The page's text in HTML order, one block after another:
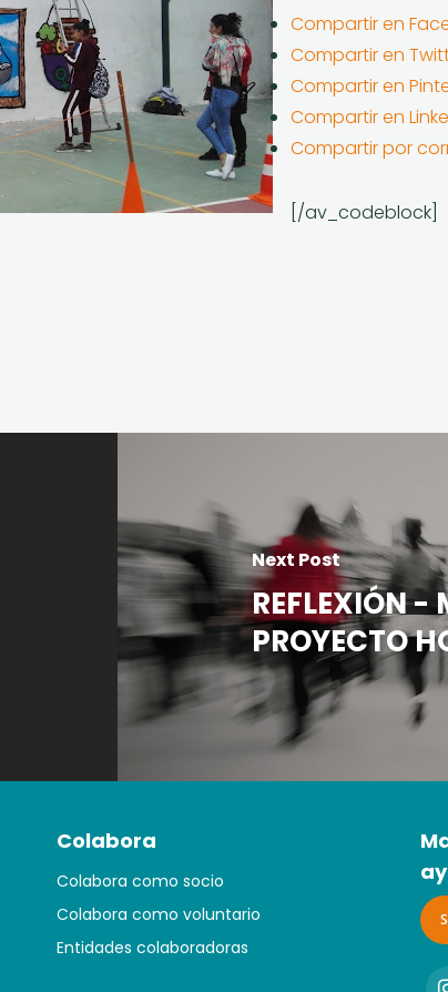
Compartir en
Compartir en
Compartir en
Compartir en
Compartir por
[/av_codeblock]
Next Post
REFLEXIÓN -
PROYECTO
Colabora
Colabora como socio
Colabora como voluntario
Entidades colaboradoras